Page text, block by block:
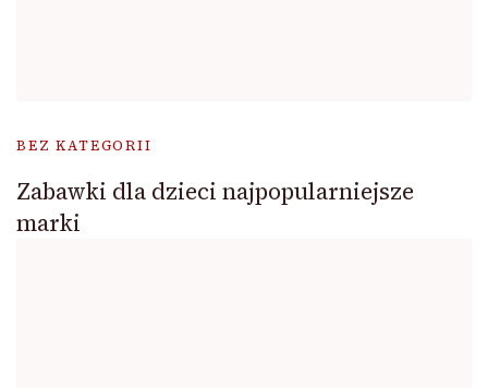
BEZ KATEGORII
Zabawki dla dzieci najpopularniejsze
marki